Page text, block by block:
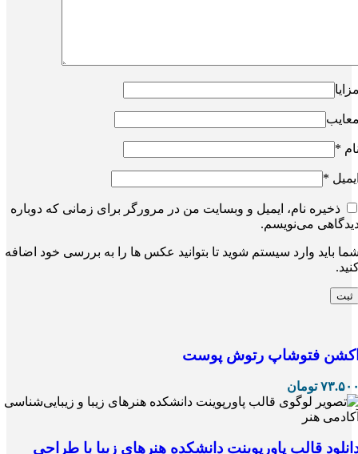
*
*
ذخیره نام، ایمیل و وبسایت من در مرورگر برای زمانی که دوباره
می‌نویسم.
باید وارد سیستم شوید تا بتوانید عکس ها را به بررسی خود اضافه
فتوشاپ رتوش پوست
تومان
قالب پاورپوینت دانشکده هنرهای زیبا با طراحی